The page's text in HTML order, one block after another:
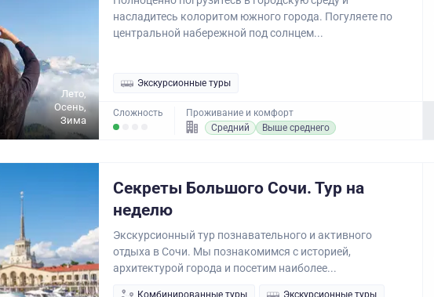
Лето,
Осень,
Зима
насладитесь колоритом южного города. Погуляете по
центральной набережной под солнцем...
Экскурсионные туры
Сложность
Проживание и комфорт
Средний
Выше среднего
Секреты Большого Сочи. Тур на
неделю
Экскурсионный тур познавательного и активного
отдыха в Сочи. Мы познакомимся с историей,
архитектурой города и посетим наиболее...
Комбинированные туры Экскурсионные туры